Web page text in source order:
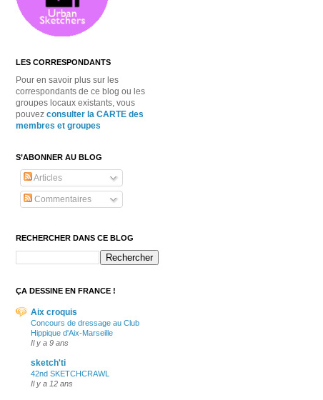
LES CORRESPONDANTS
Pour en savoir plus sur les
correspondants de ce blog ou les
groupes locaux existants, vous
pouvez consulter la CARTE des
membres et groupes
S’ABONNER AU BLOG
Articles
Commentaires
RECHERCHER DANS CE BLOG
ÇA DESSINE EN FRANCE !
Aix croquis
Concours de dressage au Club
Hippique d'Aix-Marseille
Il y a 9 ans
sketch'ti
42nd SKETCHCRAWL
Il y a 12 ans